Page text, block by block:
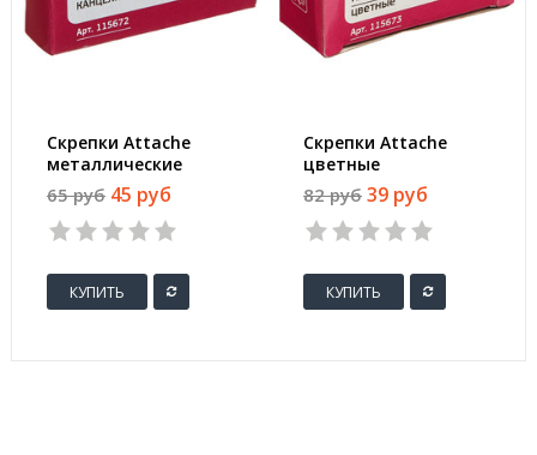
Скрепки Attache
металлические
оцинкованные 28 мм
(100 штук в
упаковке)
65 руб 45 руб
КУПИТЬ
Скрепки Attache
цветные
металлические с
полимерным
покрытием 28 мм
упаковке)
82 руб 39 руб
КУПИТЬ